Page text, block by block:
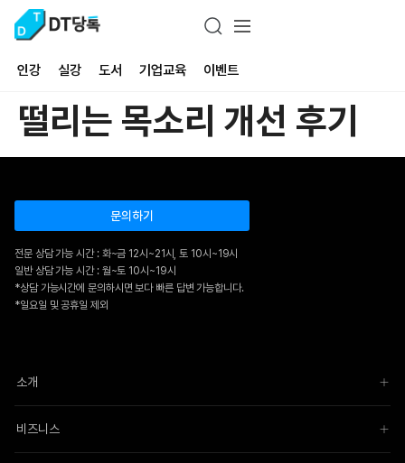
인강 실강 도서 기업교육 이벤트
떨리는 목소리 개선 후기
문의하기
전문 상담 가능 시간 : 화~금 12시~21시, 토 10시~19시
일반 상담 가능 시간 : 월~토 10시~19시
*상담 가능시간에 문의하시면 보다 빠른 답변 가능합니다.
*일요일 및 공휴일 제외
소개
비즈니스